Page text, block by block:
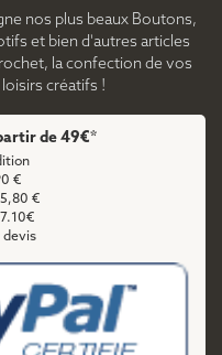
nos plus beaux Boutons,
et bien d'autres articles
la confection de vos
créatifs !
de 49€*
€
€
devis